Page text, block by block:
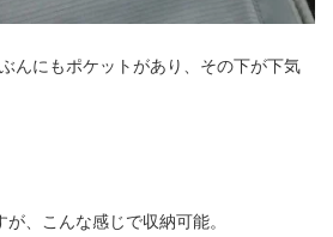
んにもポケットがあり、その下が下気
、こんな感じで収納可能。